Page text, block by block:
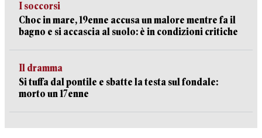
I soccorsi
Choc in mare, 19enne accusa un malore mentre fa il
bagno e si accascia al suolo: è in condizioni critiche
Il dramma
Si tuffa dal pontile e sbatte la testa sul fondale:
morto un 17enne